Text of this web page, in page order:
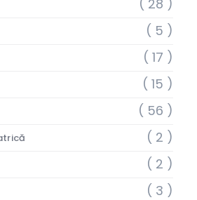
( 28 )
( 5 )
( 17 )
( 15 )
( 56 )
( 2 )
( 2 )
( 3 )